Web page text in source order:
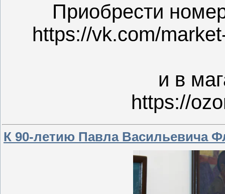
Приобрести
https://vk.com/
и в
https://
К 90-летию Павла Васильевича